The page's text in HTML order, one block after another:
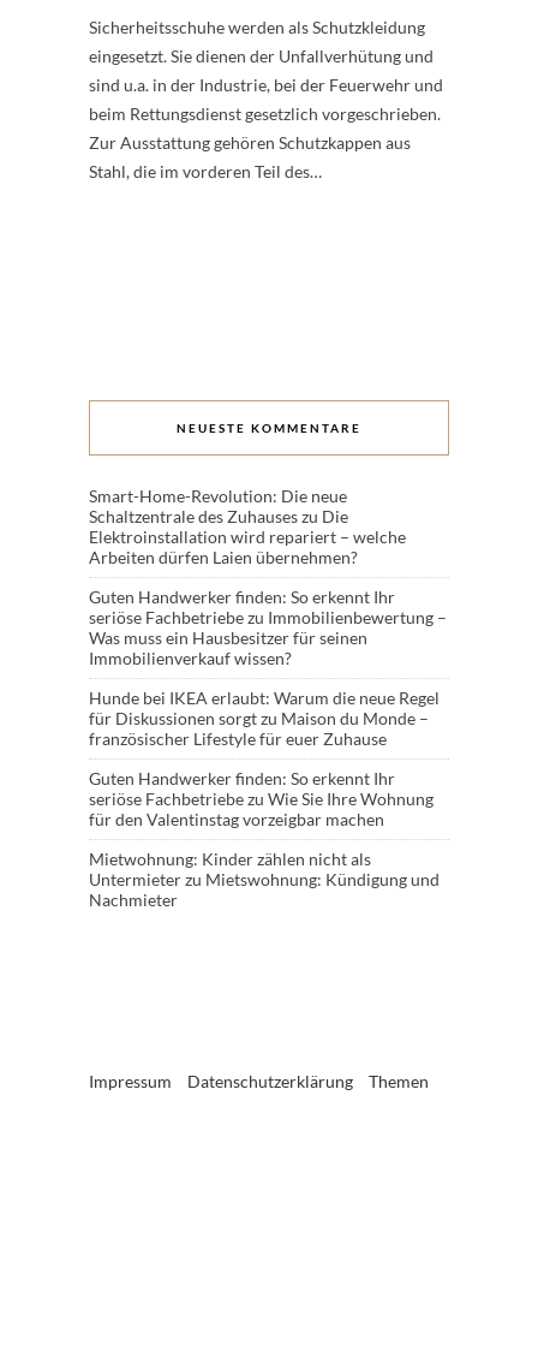
Sicherheitsschuhe werden als Schutzkleidung
eingesetzt. Sie dienen der Unfallverhütung und
sind u.a. in der Industrie, bei der Feuerwehr und
beim Rettungsdienst gesetzlich vorgeschrieben.
Zur Ausstattung gehören Schutzkappen aus
Stahl, die im vorderen Teil des…
NEUESTE KOMMENTARE
Smart-Home-Revolution: Die neue
Schaltzentrale des Zuhauseszu Die
Elektroinstallation wird repariert – welche
Arbeiten dürfen Laien übernehmen?
Guten Handwerker finden: So erkennt Ihr
seriöse Fachbetriebezu Immobilienbewertung –
Was muss ein Hausbesitzer für seinen
Immobilienverkauf wissen?
Hunde bei IKEA erlaubt: Warum die neue Regel
für Diskussionen sorgtzu Maison du Monde –
französischer Lifestyle für euer Zuhause
Guten Handwerker finden: So erkennt Ihr
seriöse Fachbetriebezu Wie Sie Ihre Wohnung
für den Valentinstag vorzeigbar machen
Mietwohnung: Kinder zählen nicht als
Untermieterzu Mietswohnung: Kündigung und
Nachmieter
Impressum Datenschutzerklärung Themen